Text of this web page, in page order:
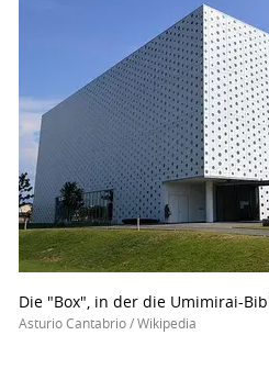
Die "Box", in der die Umimirai-
Asturio Cantabrio / Wikipedia